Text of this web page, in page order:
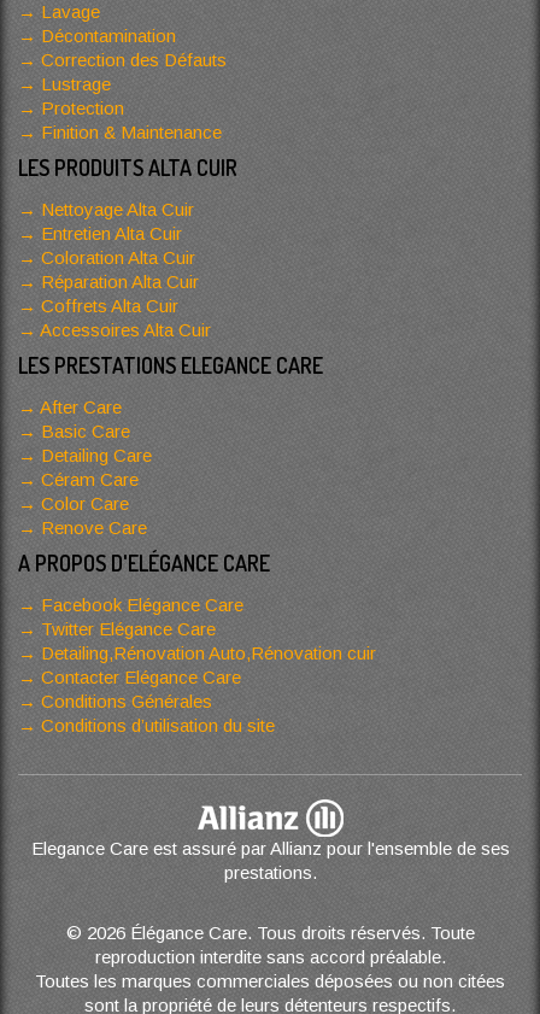
Lavage
Décontamination
Correction des Défauts
Lustrage
Protection
Finition & Maintenance
LES PRODUITS ALTA CUIR
Nettoyage Alta Cuir
Entretien Alta Cuir
Coloration Alta Cuir
Réparation Alta Cuir
Coffrets Alta Cuir
Accessoires Alta Cuir
LES PRESTATIONS ELEGANCE CARE
After Care
Basic Care
Detailing Care
Céram Care
Color Care
Renove Care
A PROPOS D'ELÉGANCE CARE
Facebook Elégance Care
Twitter Elégance Care
Detailing,Rénovation Auto,Rénovation cuir
Contacter Elégance Care
Conditions Générales
Conditions d’utilisation du site
Elegance Care est assuré par Allianz pour l'ensemble de ses
prestations.
© 2026 Élégance Care. Tous droits réservés. Toute
reproduction interdite sans accord préalable.
Toutes les marques commerciales déposées ou non citées
sont la propriété de leurs détenteurs respectifs.